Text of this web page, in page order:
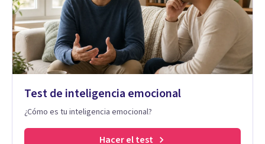
Test de inteligencia emocional
¿Cómo es tu inteligencia emocional?
Hacer el test